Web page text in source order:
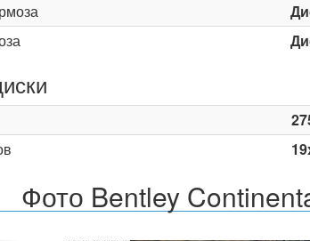
Фото Bentley